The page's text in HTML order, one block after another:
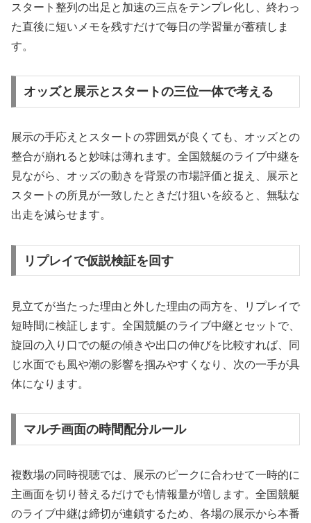
スタート整列の出足と加速の三点をテンプレ化し、終わっ
た直後に短いメモを残すだけで毎日の学習量が蓄積しま
す。
オッズと展示とスタートの三位一体で考える
展示の手応えとスタートの雰囲気が良くても、オッズとの
整合が崩れると妙味は薄れます。全国競艇のライブ中継を
見ながら、オッズの動きを背景の市場評価と捉え、展示と
スタートの所見が一致したときだけ狙いを絞ると、無駄な
出走を減らせます。
リプレイで仮説検証を回す
見立てが当たった理由と外した理由の両方を、リプレイで
短時間に検証します。全国競艇のライブ中継とセットで、
旋回の入り口での艇の傾きや出口の伸びを比較すれば、同
じ水面でも風や潮の影響を掴みやすくなり、次の一手が具
体になります。
マルチ画面の時間配分ルール
複数場の同時視聴では、展示のピークに合わせて一時的に
主画面を切り替えるだけでも情報量が増します。全国競艇
のライブ中継は締切が連鎖するため、各場の展示から本番